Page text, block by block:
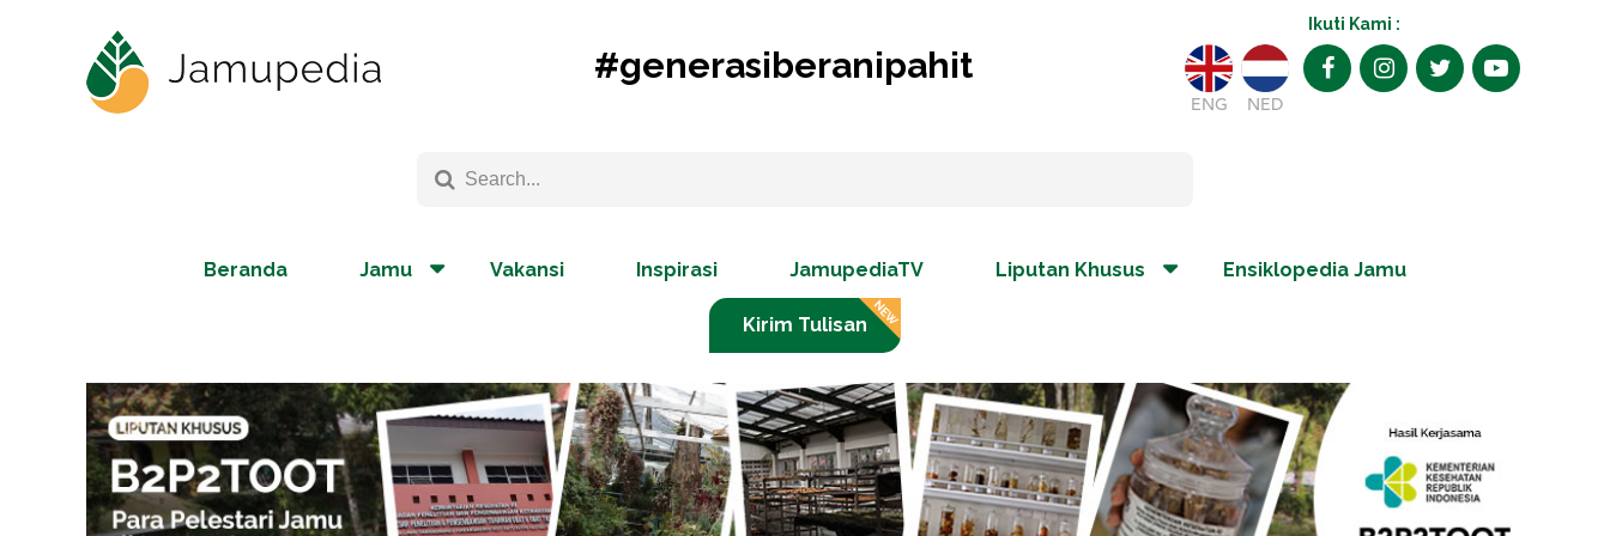
#generasiberanipahit
Ikuti Kami :
ENG NED
Beranda Jamu Vakansi Inspirasi JamupediaTV Liputan Khusus Ensiklopedia Jamu
Kirim Tulisan